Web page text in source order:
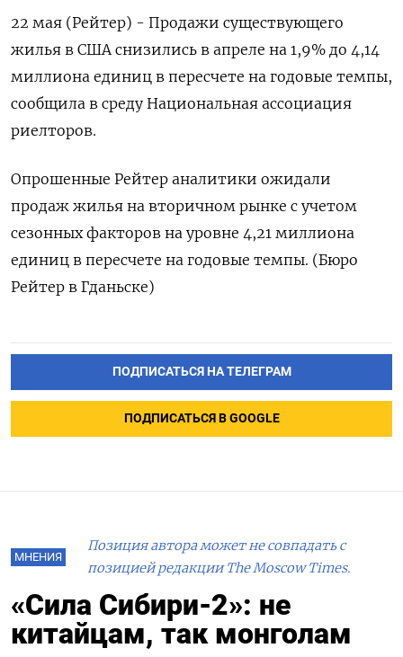
22 мая (Рейтер) - Продажи существующего
жилья в США снизились в апреле на 1,9% до 4,14
миллиона единиц в пересчете на годовые темпы,
сообщила в среду Национальная ассоциация
риелторов.
Опрошенные Рейтер аналитики ожидали
продаж жилья на вторичном рынке с учетом
сезонных факторов на уровне 4,21 миллиона
единиц в пересчете на годовые темпы. (Бюро
Рейтер в Гданьске)
ПОДПИСАТЬСЯ НА ТЕЛЕГРАМ
ПОДПИСАТЬСЯ В GOOGLE
МНЕНИЯ
Позиция автора может не совпадать с
позицией редакции The Moscow Times.
«Сила Сибири-2»: не
китайцам, так монголам